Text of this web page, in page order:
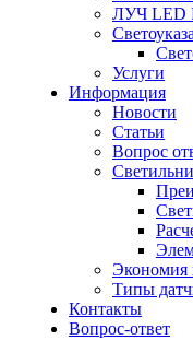
ЛУЧ LED
Услуги
Информация
Новости
Статьи
Вопрос
Типы
Контакты
Вопрос-ответ